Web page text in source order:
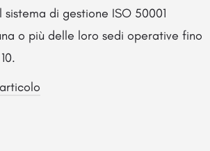
sistema di gestione ISO 50001
o più delle loro sedi operative fino